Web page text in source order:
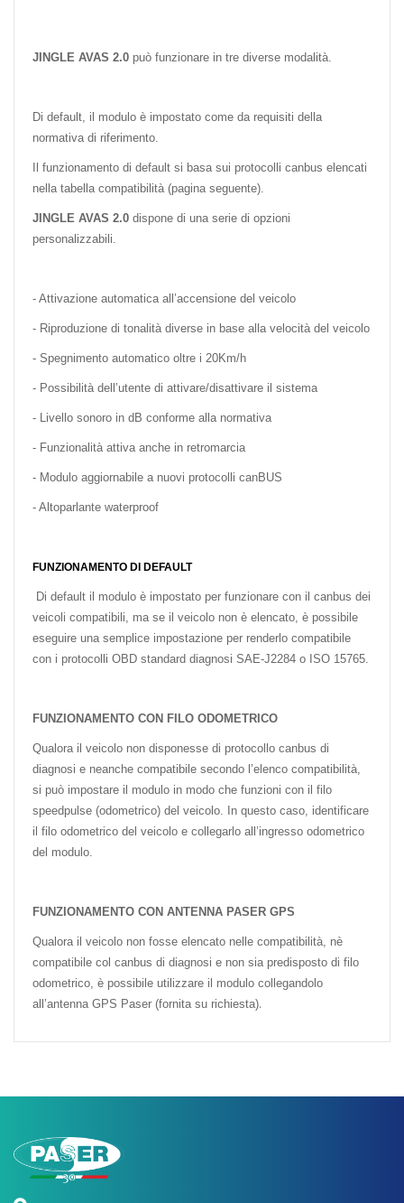
JINGLE AVAS 2.0 può funzionare in tre diverse modalità.
Di default, il modulo è impostato come da requisiti della
normativa di riferimento.
Il funzionamento di default si basa sui protocolli canbus elencati
nella tabella compatibilità (pagina seguente).
JINGLE AVAS 2.0 dispone di una serie di opzioni
personalizzabili.
- Attivazione automatica all’accensione del veicolo
- Riproduzione di tonalità diverse in base alla velocità del veicolo
- Spegnimento automatico oltre i 20Km/h
- Possibilità dell’utente di attivare/disattivare il sistema
- Livello sonoro in dB conforme alla normativa
- Funzionalità attiva anche in retromarcia
- Modulo aggiornabile a nuovi protocolli canBUS
- Altoparlante waterproof
FUNZIONAMENTO DI DEFAULT
Di default il modulo è impostato per funzionare con il canbus dei
veicoli compatibili, ma se il veicolo non è elencato, è possibile
eseguire una semplice impostazione per renderlo compatibile
con i protocolli OBD standard diagnosi SAE-J2284 o ISO 15765.
FUNZIONAMENTO CON FILO ODOMETRICO
Qualora il veicolo non disponesse di protocollo canbus di
diagnosi e neanche compatibile secondo l’elenco compatibilità,
si può impostare il modulo in modo che funzioni con il filo
speedpulse (odometrico) del veicolo. In questo caso, identificare
il filo odometrico del veicolo e collegarlo all’ingresso odometrico
del modulo.
FUNZIONAMENTO CON ANTENNA PASER GPS
Qualora il veicolo non fosse elencato nelle compatibilità, nè
compatibile col canbus di diagnosi e non sia predisposto di filo
odometrico, è possibile utilizzare il modulo collegandolo
all’antenna GPS Paser (fornita su richiesta).